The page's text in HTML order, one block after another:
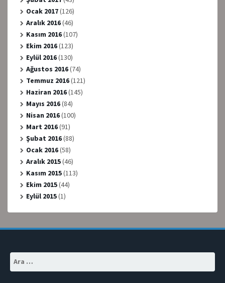
Ocak 2017(126)
Aralık 2016(46)
Kasım 2016(107)
Ekim 2016(123)
Eylül 2016(130)
Ağustos 2016(74)
Temmuz 2016(121)
Haziran 2016(145)
Mayıs 2016(84)
Nisan 2016(100)
Mart 2016(91)
Şubat 2016(88)
Ocak 2016(58)
Aralık 2015(46)
Kasım 2015(113)
Ekim 2015(44)
Eylül 2015(1)
Arama: